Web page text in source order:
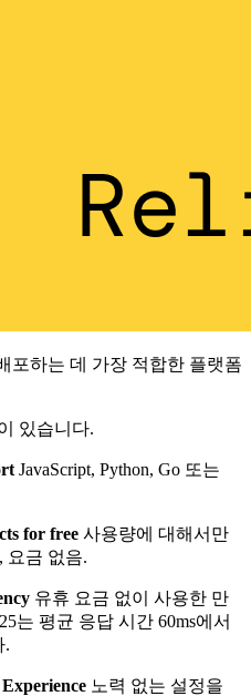
포하는 데 가장 적합한 플랫폼
있습니다.
JavaScript, Python, Go 또는
for free 사용량에 대해서만
요금 없음.
유휴 요금 없이 사용한 만
는 평균 응답 시간 60ms에서
.
노력 없는 설정을